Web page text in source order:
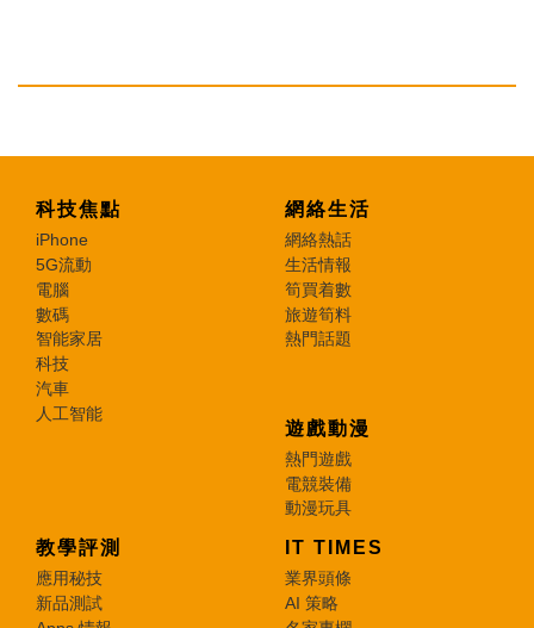
科技焦點
iPhone
5G流動
電腦
數碼
智能家居
科技
汽車
人工智能
網絡生活
網絡熱話
生活情報
筍買着數
旅遊筍料
熱門話題
遊戲動漫
熱門遊戲
電競裝備
動漫玩具
教學評測
應用秘技
新品測試
IT TIMES
業界頭條
AI 策略